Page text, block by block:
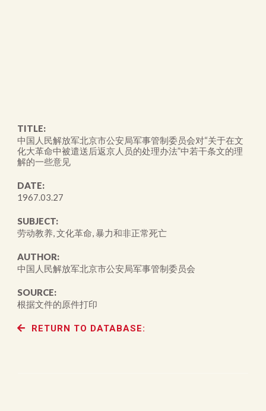
TITLE:
中国人民解放军北京市公安局军事管制委员会对“关于在文
化大革命中被遣送后返京人员的处理办法”中若干条文的理
解的一些意见
DATE:
1967.03.27
SUBJECT:
劳动教养, 文化革命, 暴力和非正常死亡
AUTHOR:
中国人民解放军北京市公安局军事管制委员会
SOURCE:
根据文件的原件打印
RETURN TO DATABASE: